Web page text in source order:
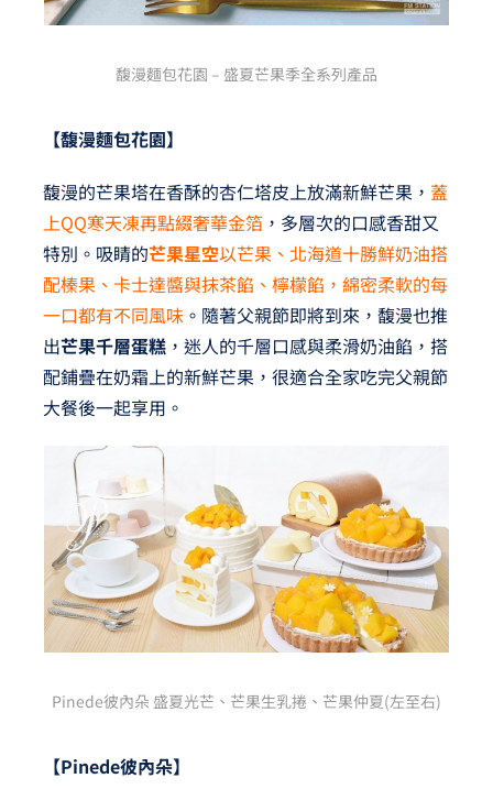
馥漫麵包花園 – 盛夏芒果季全系列產品
【馥漫麵包花園】
馥漫的芒果塔在香酥的杏仁塔皮上放滿新鮮芒果， 蓋
上QQ寒天凍再點綴奢華金箔，多層次的口感香甜又
特別。吸睛的芒果星空以芒果、北海道十勝鮮奶油搭
配榛果、卡士達醬與抹茶餡、檸檬餡，綿密柔軟的每
一口都有不同風味。隨著父親節即將到來，馥漫也推
出芒果千層蛋糕，迷人的千層口感與柔滑奶油餡，搭
配鋪疊在奶霜上的新鮮芒果，很適合全家吃完父親節
大餐後一起享用。
Pinede彼內朵 盛夏光芒、芒果生乳捲、芒果仲夏(左至右)
【Pinede彼內朵】